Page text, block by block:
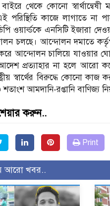
থেকে কোনো
পরিস্থিতি কাজে লাগাতে
ওয়ার্ল্ডকে এনসিটি ইজারা
চলছে। আন্দোলন দমাতে
করে আন্দোলন চালিয়ে যাওয়ার
প্রত্যাহার না হলে আরো
স্বার্থের বিরুদ্ধে কোনো
আমদানি-রপ্তানি বাণিজ্য
করুন..
Print
আরো খবর..